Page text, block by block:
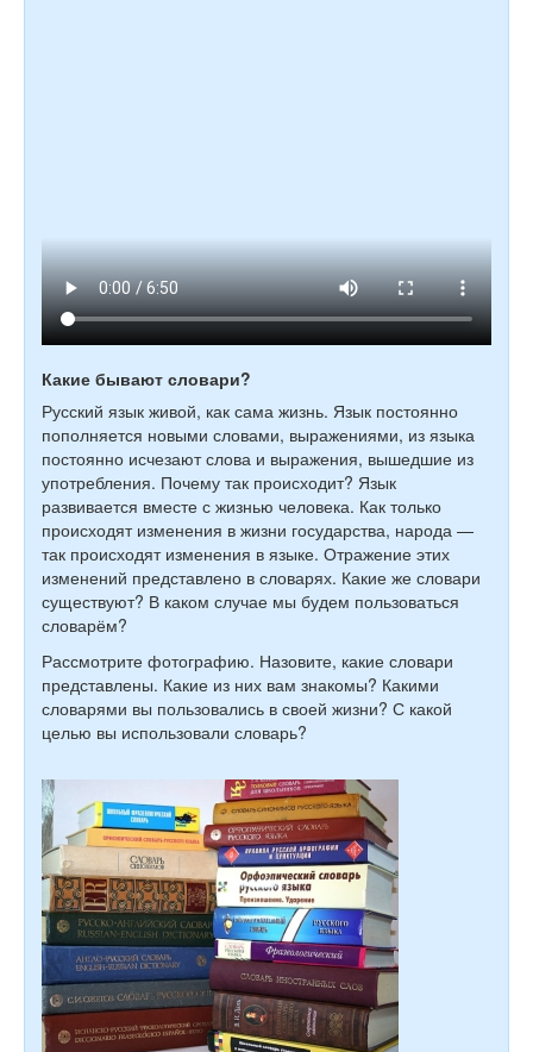
Какие бывают словари?
Русский язык живой, как сама жизнь. Язык постоянно
пополняется новыми словами, выражениями, из языка
постоянно исчезают слова и выражения, вышедшие из
употребления. Почему так происходит? Язык
развивается вместе с жизнью человека. Как только
происходят изменения в жизни государства, народа —
так происходят изменения в языке. Отражение этих
изменений представлено в словарях. Какие же словари
существуют? В каком случае мы будем пользоваться
словарём?
Рассмотрите фотографию. Назовите, какие словари
представлены. Какие из них вам знакомы? Какими
словарями вы пользовались в своей жизни? С какой
целью вы использовали словарь?